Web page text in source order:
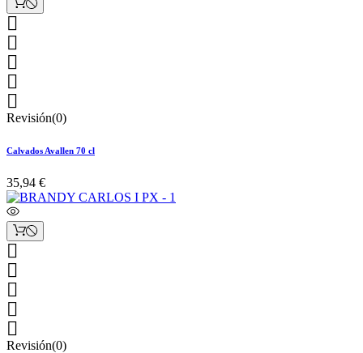





Revisión(0)
Calvados Avallen 70 cl
35,94 €





Revisión(0)